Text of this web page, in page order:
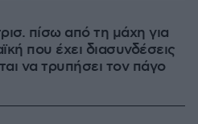
πίσω από τη μάχη για
που έχει διασυνδέσεις
να τρυπήσει τον πάγο